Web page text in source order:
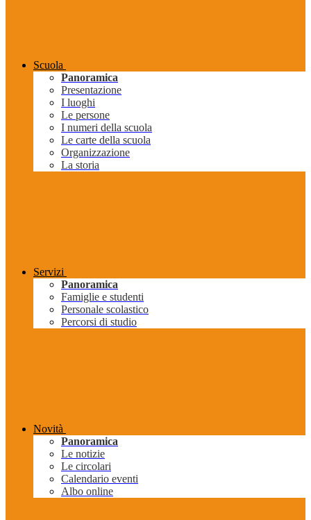
Scuola
Panoramica
Presentazione
I luoghi
Le persone
I numeri della scuola
Le carte della scuola
Organizzazione
La storia
Servizi
Panoramica
Famiglie e studenti
Personale scolastico
Percorsi di studio
Novità
Panoramica
Le notizie
Le circolari
Calendario eventi
Albo online